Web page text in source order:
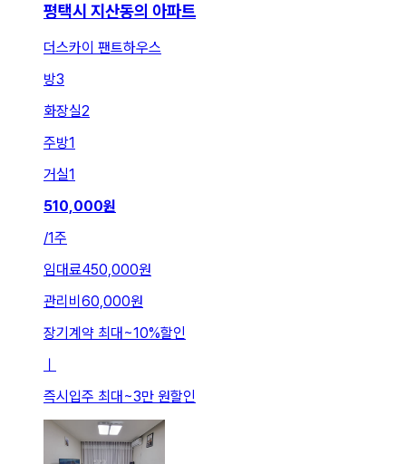
평택시 지산동의 아파트
더스카이 팬트하우스
방3
화장실2
주방1
거실1
510,000원
/1주
임대료450,000원
관리비 60,000원
장기계약 최대~10%할인
ㅣ
즉시입주 최대~3만 원할인